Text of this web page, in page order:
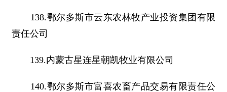
138.鄂尔多斯市云东农林牧产业投资集团有限
责任公司
139.内蒙古星连星朝凯牧业有限公司
140.鄂尔多斯市富喜农畜产品交易有限责任公